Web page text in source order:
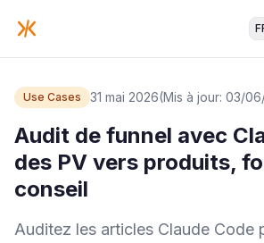
Use Cases 31 mai 2026(Mis à jour: 03/
Audit de funnel avec
des PV vers produits,
conseil
Auditez les articles Claude Code